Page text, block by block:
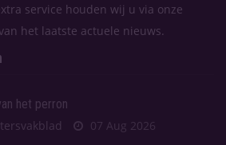
service houden wij u via onze
het laatste actuele nieuws.
het perron
07 Aug 2026